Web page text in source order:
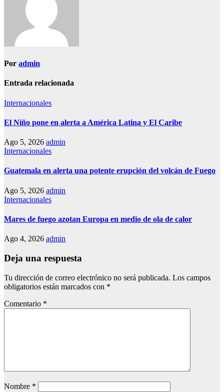
Por admin
Entrada relacionada
Internacionales
El Niño pone en alerta a América Latina y El Caribe
Ago 5, 2026 admin
Internacionales
Guatemala en alerta una potente erupción del volcán de Fuego
Ago 5, 2026 admin
Internacionales
Mares de fuego azotan Europa en medio de ola de calor
Ago 4, 2026 admin
Deja una respuesta
Tu dirección de correo electrónico no será publicada. Los campos
obligatorios están marcados con *
Comentario *
Nombre *